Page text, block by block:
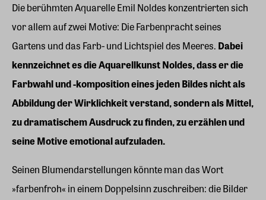
Die berühmten Aquarelle Emil Noldes konzentrierten sich
vor allem auf zwei Motive: Die Farbenpracht seines
Gartens und das Farb- und Lichtspiel des Meeres. Dabei
kennzeichnet es die Aquarellkunst Noldes, dass er die
Farbwahl und -komposition eines jeden Bildes nicht als
Abbildung der Wirklichkeit verstand, sondern als Mittel,
zu dramatischem Ausdruck zu finden, zu erzählen und
seine Motive emotional aufzuladen.
Seinen Blumendarstellungen könnte man das Wort
»farbenfroh« in einem Doppelsinn zuschreiben: die Bilder